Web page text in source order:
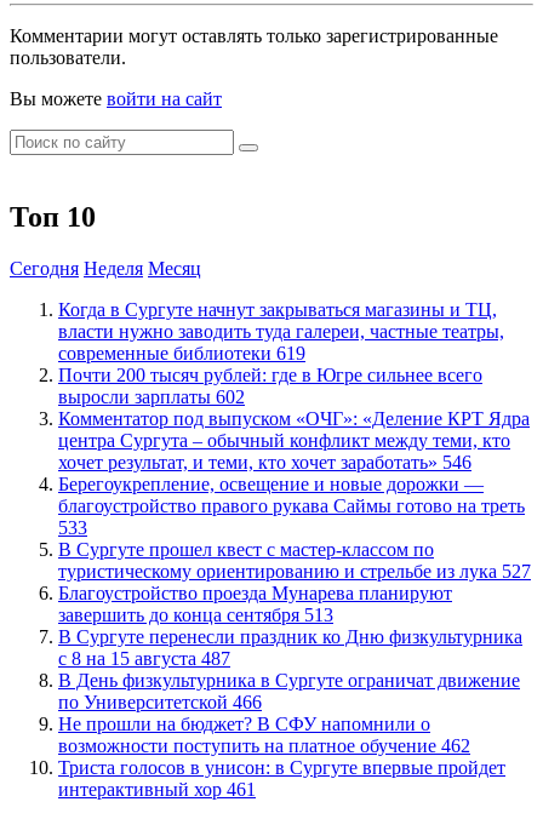
Комментарии могут оставлять только зарегистрированные
пользователи.
Вы можете войти на сайт
Топ 10
Сегодня Неделя Месяц
​Когда в Сургуте начнут закрываться магазины и ТЦ,
власти нужно заводить туда галереи, частные театры,
современные библиотеки 619
​Почти 200 тысяч рублей: где в Югре сильнее всего
выросли зарплаты 602
​Комментатор под выпуском «ОЧГ»: «Деление КРТ Ядра
центра Сургута – обычный конфликт между теми, кто
хочет результат, и теми, кто хочет заработать» 546
Берегоукрепление, освещение и новые дорожки —
благоустройство правого рукава Саймы готово на треть
533
В Сургуте прошел квест с мастер-классом по
туристическому ориентированию и стрельбе из лука 527
Благоустройство проезда Мунарева планируют
завершить до конца сентября 513
​В Сургуте перенесли праздник ко Дню физкультурника
с 8 на 15 августа 487
​В День физкультурника в Сургуте ограничат движение
по Университетской 466
Не прошли на бюджет? В СФУ напомнили о
возможности поступить на платное обучение 462
​Триста голосов в унисон: в Сургуте впервые пройдет
интерактивный хор 461